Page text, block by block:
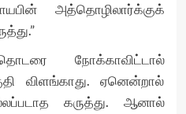
அத்தொழிலார்க்குக்
நோக்காவிட்டால்
விளங்காது. ஏனென்றால்
கருத்து. ஆனால்